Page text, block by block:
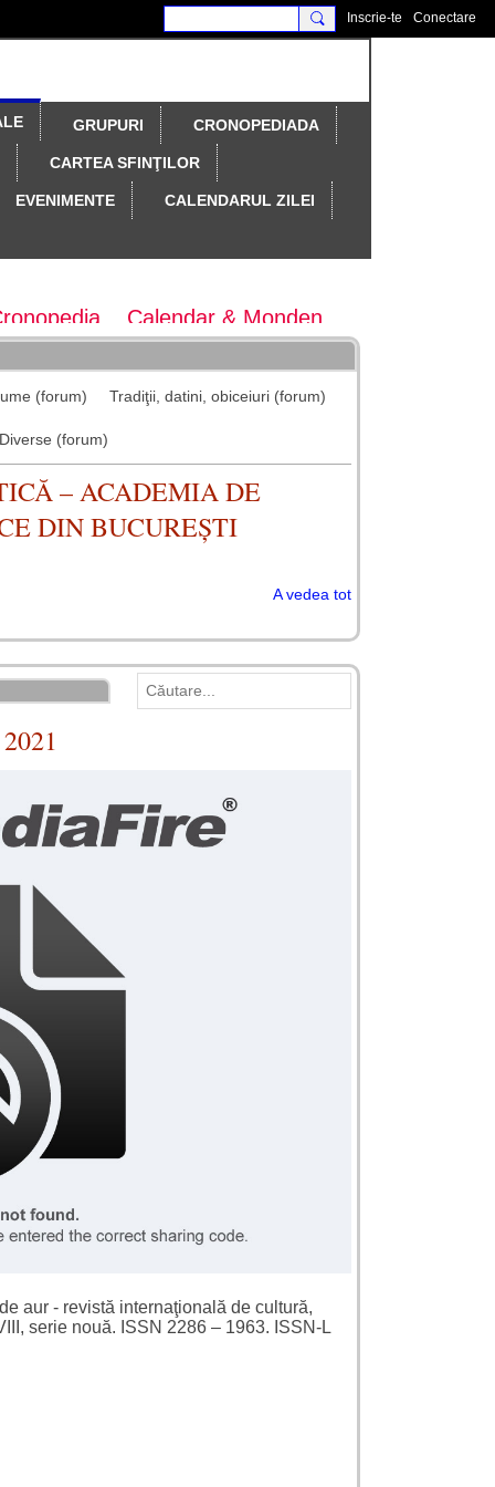
Inscrie-te Conectare
GRUPURI CRONOPEDIADA
CARTEA SFINŢILOR
EVENIMENTE CALENDARUL ZILEI
Calendar & Monden
maratonul colindelor
(forum) Tradiţii, datini, obiceiuri (forum)
Diverse (forum)
– ACADEMIA DE
DIN BUCUREȘTI
A vedea tot
aur - revistă internaţională de cultură,
serie nouă. ISSN 2286 – 1963. ISSN-L